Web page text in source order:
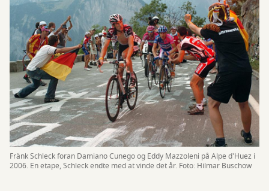
Fränk Schleck foran Damiano Cunego og Eddy Mazzoleni på Alpe d'Huez i
2006. En etape, Schleck endte med at vinde det år. Foto: Hilmar Buschow